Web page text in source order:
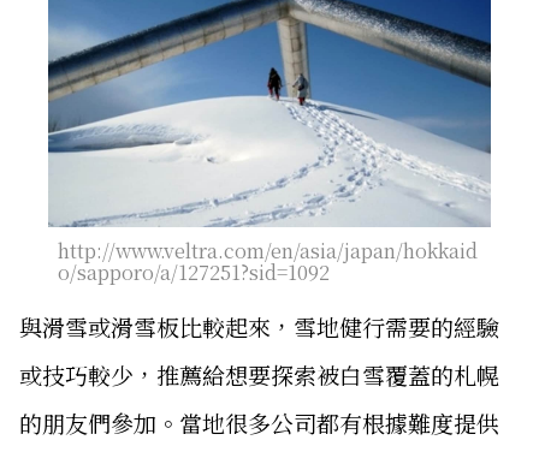
http://www.veltra.com/en/asia/japan/hokkaid
o/sapporo/a/127251?sid=1092
與滑雪或滑雪板比較起來，雪地健行需要的經驗
或技巧較少，推薦給想要探索被白雪覆蓋的札幌
的朋友們參加。當地很多公司都有根據難度提供